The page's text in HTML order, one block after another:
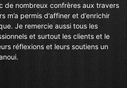
de nombreux confrères aux travers
m’a permis d’affiner et d’enrichir
Je remercie aussi tous les
et surtout les clients et le
réflexions et leurs soutiens un